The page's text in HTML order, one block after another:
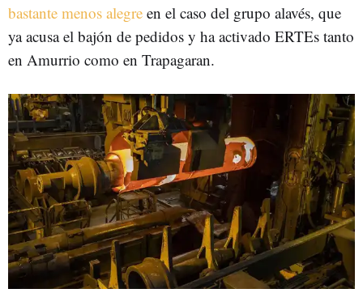
bastante menos alegre en el caso del grupo alavés, que
ya acusa el bajón de pedidos y ha activado ERTEs tanto
en Amurrio como en Trapagaran.